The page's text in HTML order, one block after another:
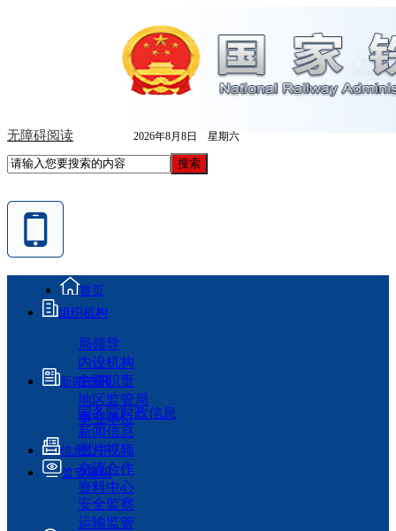
无障碍阅读 2026年8月8日 星期六
首页
组织机构
局领导
内设机构
主要职责
地区监管局
事业单位
新闻资讯
国务院时政信息
新闻信息
图片视频
交流合作
资料中心
信息公开
监管履职
安全监察
运输监管